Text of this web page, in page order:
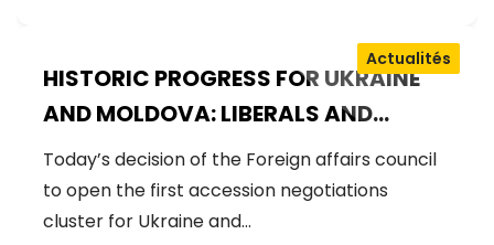
HISTORIC PROGRESS FOR UKRAINE
AND MOLDOVA: LIBERALS AND
DEMOCRATS WELCOME THE OPENING
OF THE FIRST ACCESSION
NEGOTIATIONS CLUSTER
Actualités
Today’s decision of the Foreign affairs council
to open the first accession negotiations
cluster for Ukraine and…